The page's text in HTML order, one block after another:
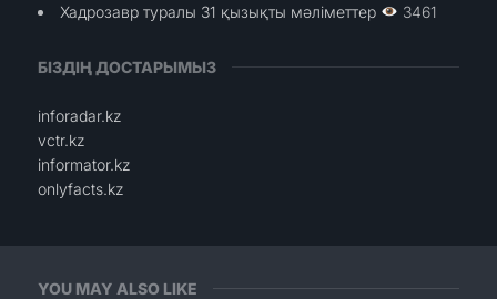
YOU MAY ALSO LIKE
Хадрозавр туралы 31 қызықты мәліметтер
3461
БІЗДІҢ ДОСТАРЫМЫЗ
inforadar.kz
vctr.kz
informator.kz
onlyfacts.kz